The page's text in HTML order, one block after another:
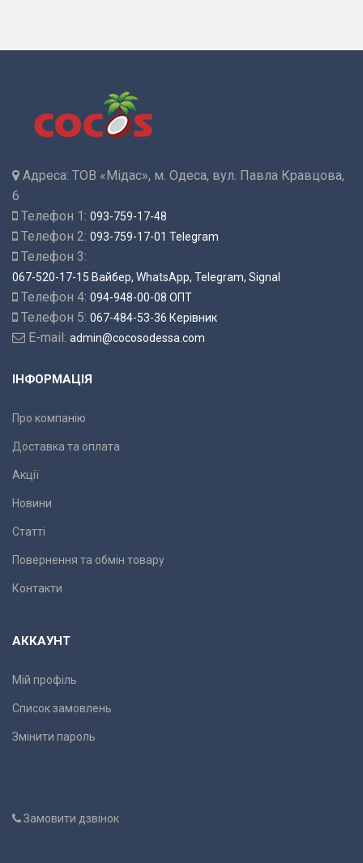
Адреса: ТОВ «Мідас», м. Одеса, вул. Павла Кравцова,
6
Телефон 1: 093-759-17-48
Телефон 2: 093-759-17-01 Telegram
Телефон 3:
067-520-17-15 Вайбер, WhatsApp, Telegram, Signal
Телефон 4: 094-948-00-08 ОПТ
Телефон 5: 067-484-53-36 Керівник
E-mail: admin@cocosodessa.com
ІНФОРМАЦІЯ
Про компанію
Доставка та оплата
Акції
Новини
Статті
Повернення та обмін товару
Контакти
АККАУНТ
Мій профіль
Список замовлень
Змінити пароль
Замовити дзвінок